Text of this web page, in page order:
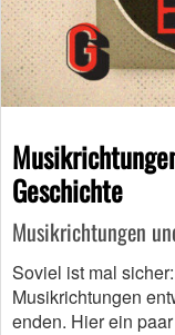
Geschichte
Musikrichtungen
Soviel ist mal
Musikrichtungen
enden. Hier ein